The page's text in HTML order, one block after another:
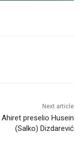
Next article
Ahiret preselio Husein
(Salko) Dizdarević